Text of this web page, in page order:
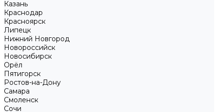
Казань
Краснодар
Красноярск
Липецк
Нижний Новгород
Новороссийск
Новосибирск
Орёл
Пятигорск
Ростов-на-Дону
Самара
Смоленск
Сочи